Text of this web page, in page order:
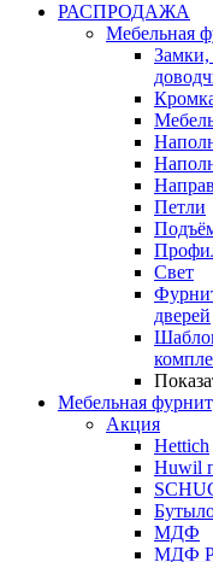
РАСПРОДАЖА
Мебельная
Замки,
Петли
Свет
дверей
Мебельная
Акция
Hettich
Huwil
МДФ
МДФ